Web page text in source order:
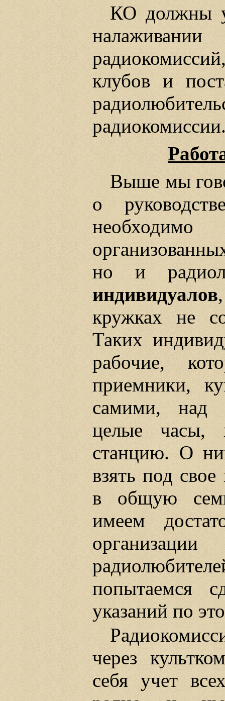
КО должны
клубов и
Выше мы
о
но и
индивидуалов
кружках не
Таких
рабочие,
приемники,
самими, над
целые часы,
станцию. О
взять под свое
в общую
имеем
попытаемся
указаний по
через
себя учет